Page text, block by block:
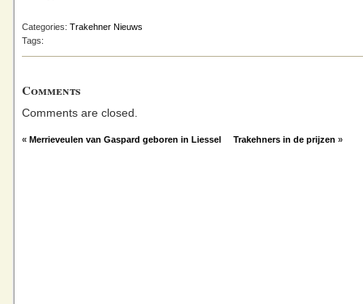
Categories: Trakehner Nieuws
Tags:
Comments
Comments are closed.
« Merrieveulen van Gaspard geboren in Liessel Trakehners in de prijzen »